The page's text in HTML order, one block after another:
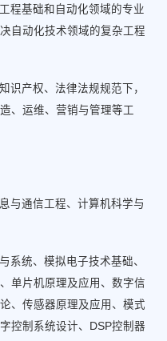
程基础和自动化领域的专业
自动化技术领域的复杂工程
识产权、法律法规规范下，
、运维、营销与管理等工
与通信工程、计算机科学与
系统、模拟电子技术基础、
单片机原理及应用、数字信
、传感器原理及应用、模式
控制系统设计、DSP控制器